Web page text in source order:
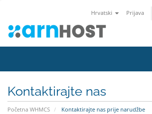
Hrvatski Prijava
Kontaktirajte nas
Početna WHMCS Kontaktirajte nas prije narudžbe